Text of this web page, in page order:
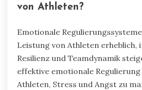
von Athleten?
Emotionale
Leistung von Athleten erheblich,
Resilienz und Teamdynamik
effektive emotionale
Athleten, Stress und Angst zu